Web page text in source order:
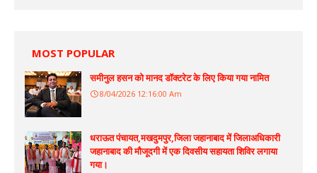
MOST POPULAR
समीनुल हसन को मानद डॉक्टरेट के लिए किया गया नामित
8/04/2026 12:16:00 Am
धराऊत पंचायत,मखदुमपुर,जिला जहानाबाद में जिलाअधिकारी
जहानाबाद की मौजूदगी में एक दिवसीय सहायता शिविर लगाया
गया।